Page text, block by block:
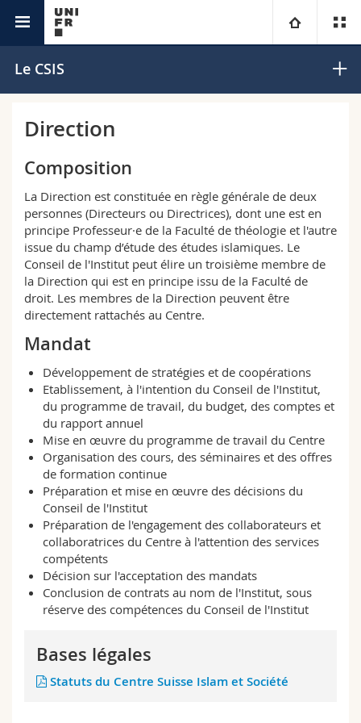
Université
Recherche
Université
Formation continue
Droit
Sciences économiques et sociales et management
Lettres et sciences humaines
Sciences et médecine
Interfacultaire
Futurs étudiants
Etudiants
Médias
Collaborateurs
Doctorants
Ressources
Annuaire du personnel
Plan d'accès
Webmail
Programme des cours
MyUnifr
Centre Suisse Islam et Société
Le CSIS
Direction
Composition
La Direction est constituée en règle générale de deux
personnes (Directeurs ou Directrices), dont une est en
principe Professeur·e de la Faculté de théologie et l'autre
issue du champ d’étude des études islamiques. Le
Conseil de l'Institut peut élire un troisième membre de
la Direction qui est en principe issu de la Faculté de
droit. Les membres de la Direction peuvent être
directement rattachés au Centre.
Mandat
Développement de stratégies et de coopérations
Etablissement, à l'intention du Conseil de l'Institut,
du programme de travail, du budget, des comptes et
du rapport annuel
Mise en œuvre du programme de travail du Centre
Organisation des cours, des séminaires et des offres
de formation continue
Préparation et mise en œuvre des décisions du
Conseil de l'Institut
Préparation de l'engagement des collaborateurs et
collaboratrices du Centre à l'attention des services
compétents
Décision sur l'acceptation des mandats
Conclusion de contrats au nom de l'Institut, sous
réserve des compétences du Conseil de l'Institut
Bases légales
Statuts du Centre Suisse Islam et Société